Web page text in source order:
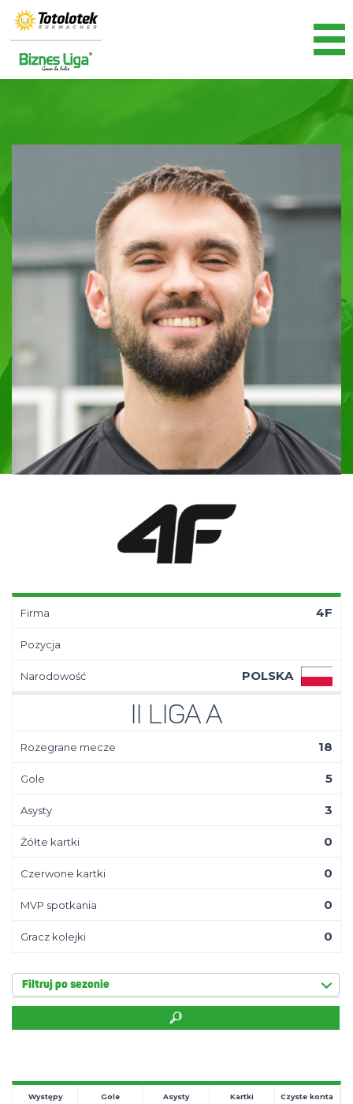
Firma 4F
Pozycja
Narodowość POLSKA
II Liga A
Rozegrane mecze 18
Gole 5
Asysty 3
Żółte kartki 0
Czerwone kartki 0
MVP spotkania 0
Gracz kolejki 0
Filtruj po sezonie
Występy Gole Asysty Kartki Czyste konta